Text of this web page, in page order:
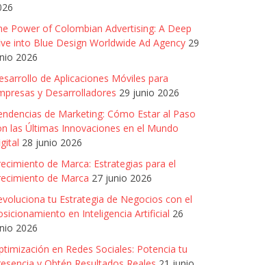
Power of Colombian Advertising: A Deep
into Blue Design Worldwide Ad Agency 29
2026
de Aplicaciones Móviles para
y Desarrolladores 29 junio 2026
de Marketing: Cómo Estar al Paso
las Últimas Innovaciones en el Mundo
28 junio 2026
de Marca: Estrategias para el
de Marca 27 junio 2026
tu Estrategia de Negocios con el
en Inteligencia Artificial 26
2026
en Redes Sociales: Potencia tu